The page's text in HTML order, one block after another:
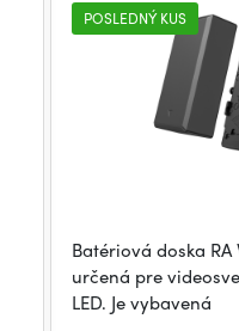
POSLEDNÝ KUS
Batériová doska RA
určená pre
LED. Je vybavená